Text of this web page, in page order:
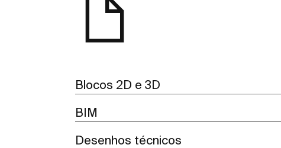
Blocos 2D e 3D
BIM
Desenhos técnicos